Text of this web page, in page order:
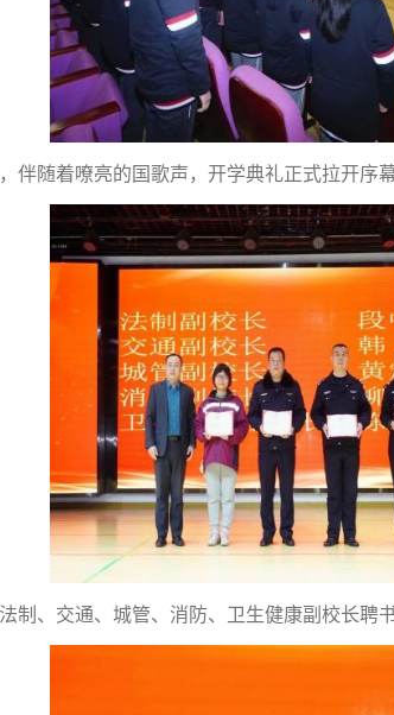
伴随着嘹亮的国歌声，开学典礼正式拉开序幕
制、交通、城管、消防、卫生健康副校长聘书